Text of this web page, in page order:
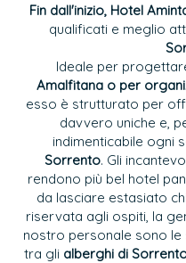
Fin dall'inizio, Hotel
qualificati e meglio
Ideale per
Amalfitana o per
esso è strutturato per
davvero uniche e,
indimenticabile ogni
Sorrento. Gli
rendono più bel hotel
da lasciare estasiato
riservata agli ospiti, la
nostro personale sono
tra gli alberghi di